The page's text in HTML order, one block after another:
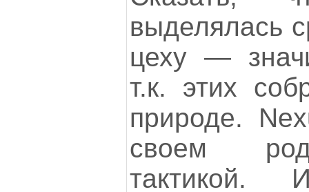
выделялась
цеху —
т.к. этих
природе.
своем
тактикой.